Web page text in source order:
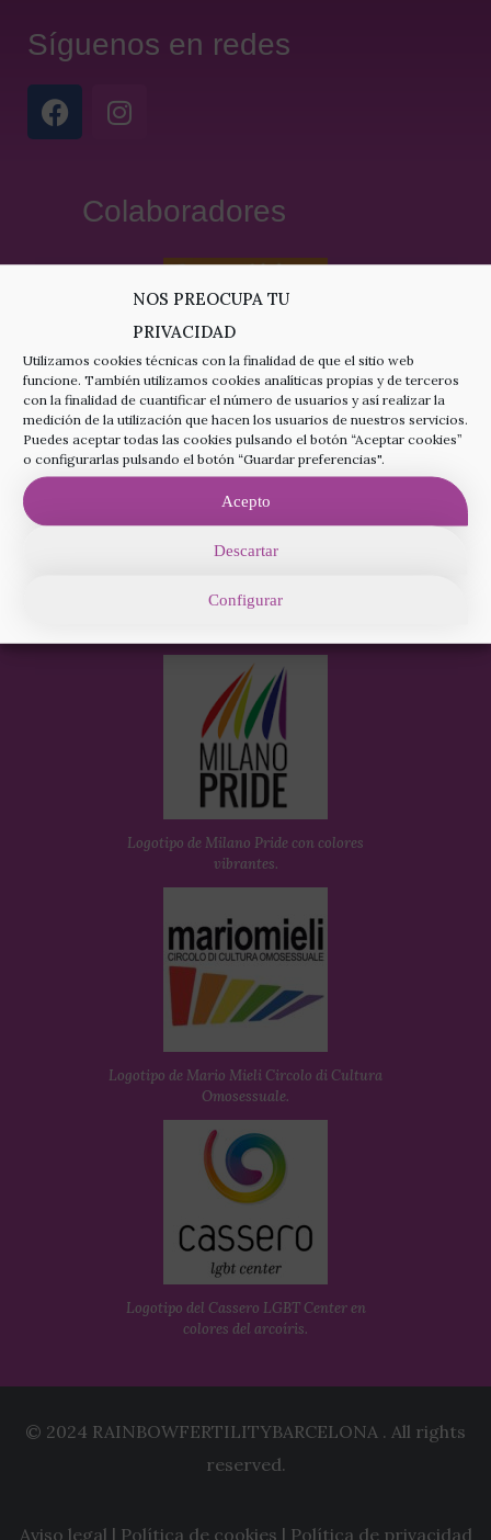
NOS PREOCUPA TU
PRIVACIDAD
Utilizamos cookies técnicas con la finalidad de que el sitio web
funcione. También utilizamos cookies analíticas propias y de terceros
con la finalidad de cuantificar el número de usuarios y así realizar la
medición de la utilización que hacen los usuarios de nuestros servicios.
Puedes aceptar todas las cookies pulsando el botón “Aceptar cookies”
o configurarlas pulsando el botón “Guardar preferencias".
Acepto
Descartar
Configurar
Síguenos en redes
Colaboradores
Logotipo de Roma Pride: anillo multicolor
Logotipo de Milano Pride con colores
vibrantes.
Logotipo de Mario Mieli Circolo di Cultura
Omosessuale.
Logotipo del Cassero LGBT Center en
colores del arcoíris.
© 2024 RAINBOWFERTILITYBARCELONA . All rights
reserved.
Aviso legal | Política de cookies | Política de privacidad